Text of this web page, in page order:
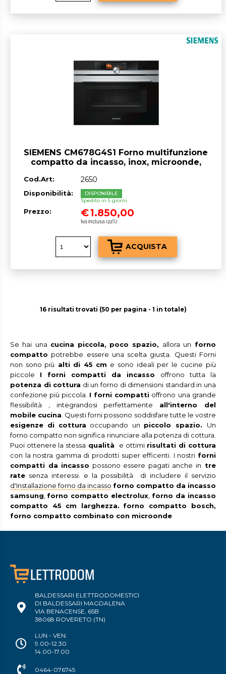
SIEMENS CM678G4S1 Forno multifunzione
compatto da incasso, inox, microonde,
Cod.Art: 2650
Disponibilità:
DISPONIBILE
Spedito in 5 giorni
Prezzo: €1.850,00
Iva inclusa (22%)
16 risultati trovati (50 per pagina - 1 in totale)
Se hai una cucina piccola, poco spazio, allora un forno
compatto potrebbe essere una scelta giusta. Questi Forni
non sono più alti di 45 cm e sono ideali per le cucine più
piccole I forni compatti da incasso offrono tutta la
potenza di cottura di un forno di dimensioni standard in una
confezione più piccola. I forni compatti offrono una grande
flessibilità , integrandosi perfettamente all'interno del
mobile cucina . Questi forni possono soddisfare tutte le vostre
esigenze di cottura occupando un piccolo spazio. Un
forno compatto non significa rinunciare alla potenza di cottura.
Puoi ottenere la stessa qualità e ottimi risultati di cottura
con la nostra gamma di prodotti super efficenti. I nostri forni
compatti da incasso possono essere pagati anche in tre
rate senza interessi. e la possibilità di includere il servizio
d'Installazione forno da incasso forno compatto da incasso
samsung forno compatto electrolux forno da incasso
compatto 45 cm larghezza. forno compatto bosch,
forno compatto combinato con microonde
BALDESSARI ELETTRODOMESTICI
DI BALDESSARI MAGDALENA
VIA BENACENSE, 65B
38068 ROVERETO (TN)
LUN - VEN:
9.00-12.30
14.00-17.00
0464-076745